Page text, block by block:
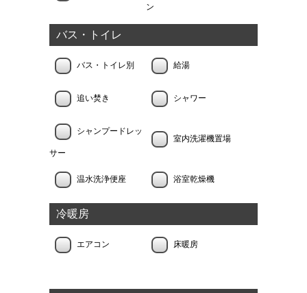
ン
バス・トイレ
バス・トイレ別 給湯
追い焚き シャワー
シャンプードレッ
サー
室内洗濯機置場
温水洗浄便座 浴室乾燥機
冷暖房
エアコン 床暖房